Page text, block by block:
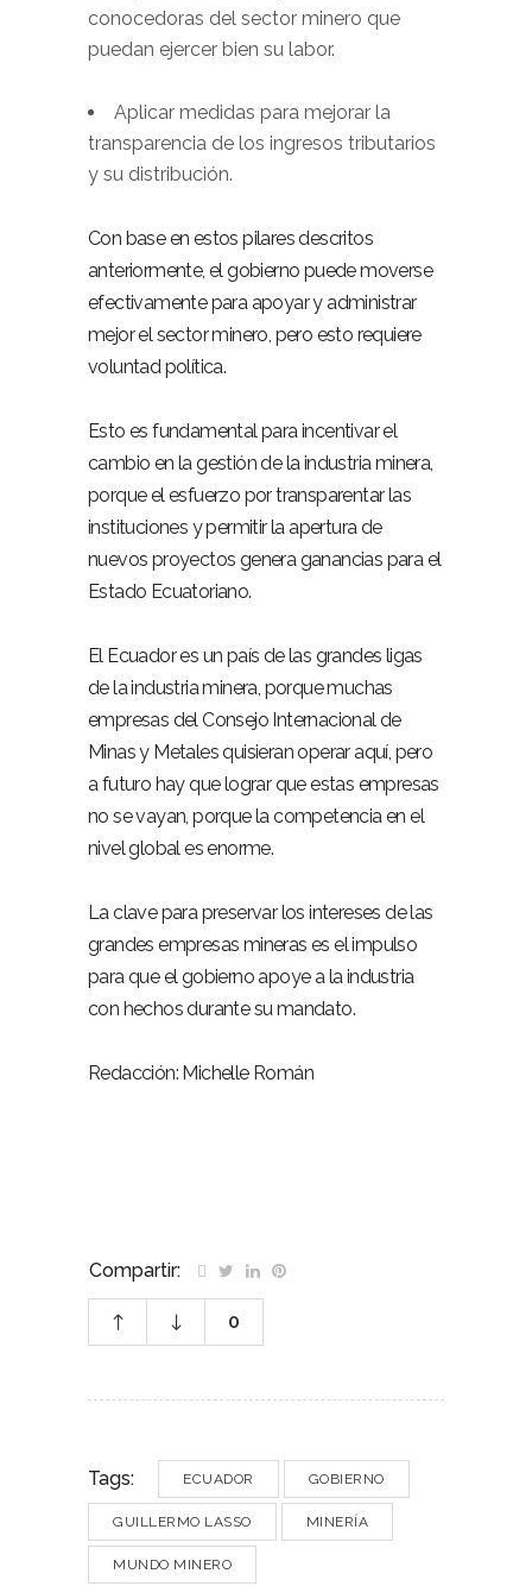
conocedoras del sector minero que
puedan ejercer bien su labor.
Aplicar medidas para mejorar la
transparencia de los ingresos tributarios
y su distribución.
Con base en estos pilares descritos
anteriormente, el gobierno puede moverse
efectivamente para apoyar y administrar
mejor el sector minero, pero esto requiere
voluntad política.
Esto es fundamental para incentivar el
cambio en la gestión de la industria minera,
porque el esfuerzo por transparentar las
instituciones y permitir la apertura de
nuevos proyectos genera ganancias para el
Estado Ecuatoriano.
El Ecuador es un país de las grandes ligas
de la industria minera, porque muchas
empresas del Consejo Internacional de
Minas y Metales quisieran operar aquí, pero
a futuro hay que lograr que estas empresas
no se vayan, porque la competencia en el
nivel global es enorme.
La clave para preservar los intereses de las
grandes empresas mineras es el impulso
para que el gobierno apoye a la industria
con hechos durante su mandato.
Redacción: Michelle Román
Compartir:
0
Tags: ECUADOR GOBIERNO
GUILLERMO LASSO MINERÍA
MUNDO MINERO